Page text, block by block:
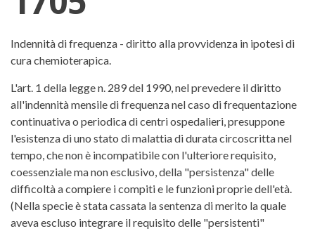
Corte di Cassazione, Sezione
Indennità di frequenza - diritto alla provvidenza in ipotesi di
cura chemioterapica.
L'art. 1 della legge n. 289 del 1990, nel prevedere il diritto
all'indennità mensile di frequenza nel caso di frequentazione
continuativa o periodica di centri ospedalieri, presuppone
l'esistenza di uno stato di malattia di durata circoscritta nel
tempo, che non è incompatibile con l'ulteriore requisito,
coessenziale ma non esclusivo, della "persistenza" delle
difficoltà a compiere i compiti e le funzioni proprie dell'età.
(Nella specie è stata cassata la sentenza di merito la quale
aveva escluso integrare il requisito delle "persistenti"